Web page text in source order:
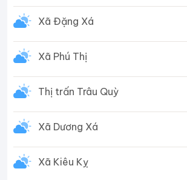
Xã Đặng Xá
Xã Phú Thị
Thị trấn Trâu Quỳ
Xã Dương Xá
Xã Kiêu Kỵ